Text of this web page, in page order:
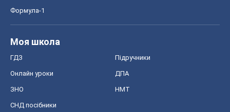
Формула-1
Моя школа
ГДЗ Підручники
Онлайн уроки ДПА
ЗНО НМТ
СНД посібники